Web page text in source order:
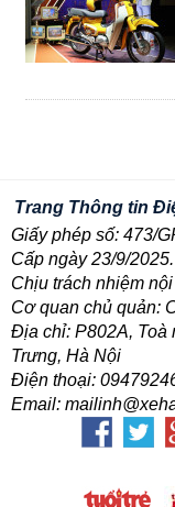
Trang Thông tin
Giấy phép số: 473/
Cấp ngày 23/9/2025.
Chịu trách nhiệm
Cơ quan chủ quản:
Địa chỉ: P802A, Toà
Trưng, Hà Nội
Điện thoại:
Email: